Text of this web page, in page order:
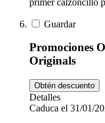
Guardar
Promociones
Originals
Obtén descuento
Detalles
Caduca el 31/01/